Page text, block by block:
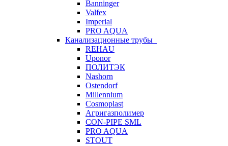
Banninger
Valfex
Imperial
PRO AQUA
Канализационные трубы
REHAU
Uponor
ПОЛИТЭК
Nashorn
Ostendorf
Millennium
Cosmoplast
Агригазполимер
CON-PIPE SML
PRO AQUA
STOUT